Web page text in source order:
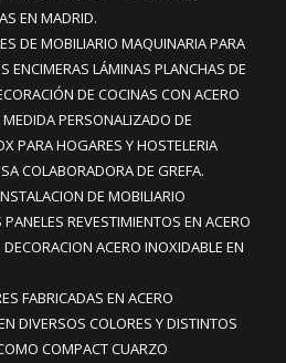
EN MADRID.
DE MOBILIARIO MAQUINARIA PARA
ENCIMERAS LÁMINAS PLANCHAS DE
DE COCINAS CON ACERO
PERSONALIZADO DE
PARA HOGARES Y HOSTELERIA
COLABORADORA DE GREFA.
DE MOBILIARIO
REVESTIMIENTOS EN ACERO
ACERO INOXIDABLE EN
FABRICADAS EN ACERO
DIVERSOS COLORES Y DISTINTOS
COMPACT CUARZO